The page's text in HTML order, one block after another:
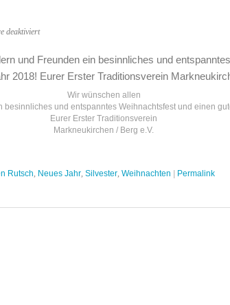
deaktiviertfür
Feiertage!
Wir wünschen allen
und entspanntes Weihnachtsfest und einen
Eurer Erster Traditionsverein
Markneukirchen / Berg e.V.
Rutsch, Neues Jahr, Silvester, Weihnachten Permalink